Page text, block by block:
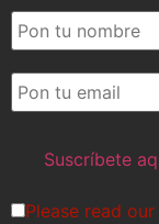
Please read our